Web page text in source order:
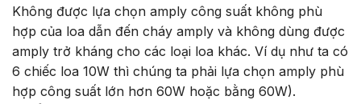
Không được lựa chọn amply công suất không phù
hợp của loa dẫn đến cháy amply và không dùng được
amply trở kháng cho các loại loa khác. Ví dụ như ta có
6 chiếc loa 10W thì chúng ta phải lựa chọn amply phù
hợp công suất lớn hơn 60W hoặc bằng 60W).